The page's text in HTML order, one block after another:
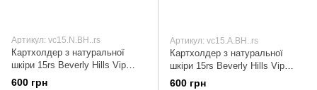
Артикул: vc15.N.BH..rs
Картхолдер з натуральної
шкіри 15rs Beverly Hills Vip
Collection, синій 15.N.BH..rs
600 грн
Артикул: vc15.A.BH..rs
Картхолдер з натуральної
шкіри 15rs Beverly Hills Vip
Collection, чорний 15.A.BH..rs
600 грн